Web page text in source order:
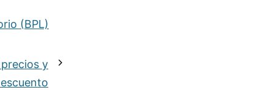
(BPL)
precios y